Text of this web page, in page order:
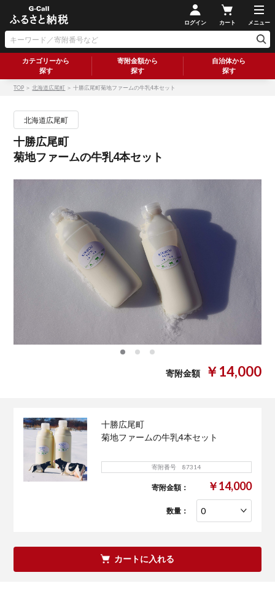
ログイン カート メニュー
カテゴリーから
探す
寄附金額から
探す
自治体から
探す
TOP ＞北海道広尾町 ＞ 十勝広尾町菊地ファームの牛乳4本セット
北海道広尾町
十勝広尾町
菊地ファームの牛乳4本セット
寄附金額 ￥14,000
十勝広尾町
菊地ファームの牛乳4本セット
寄附番号 87314
寄附金額： ￥14,000
数量：
カートに入れる